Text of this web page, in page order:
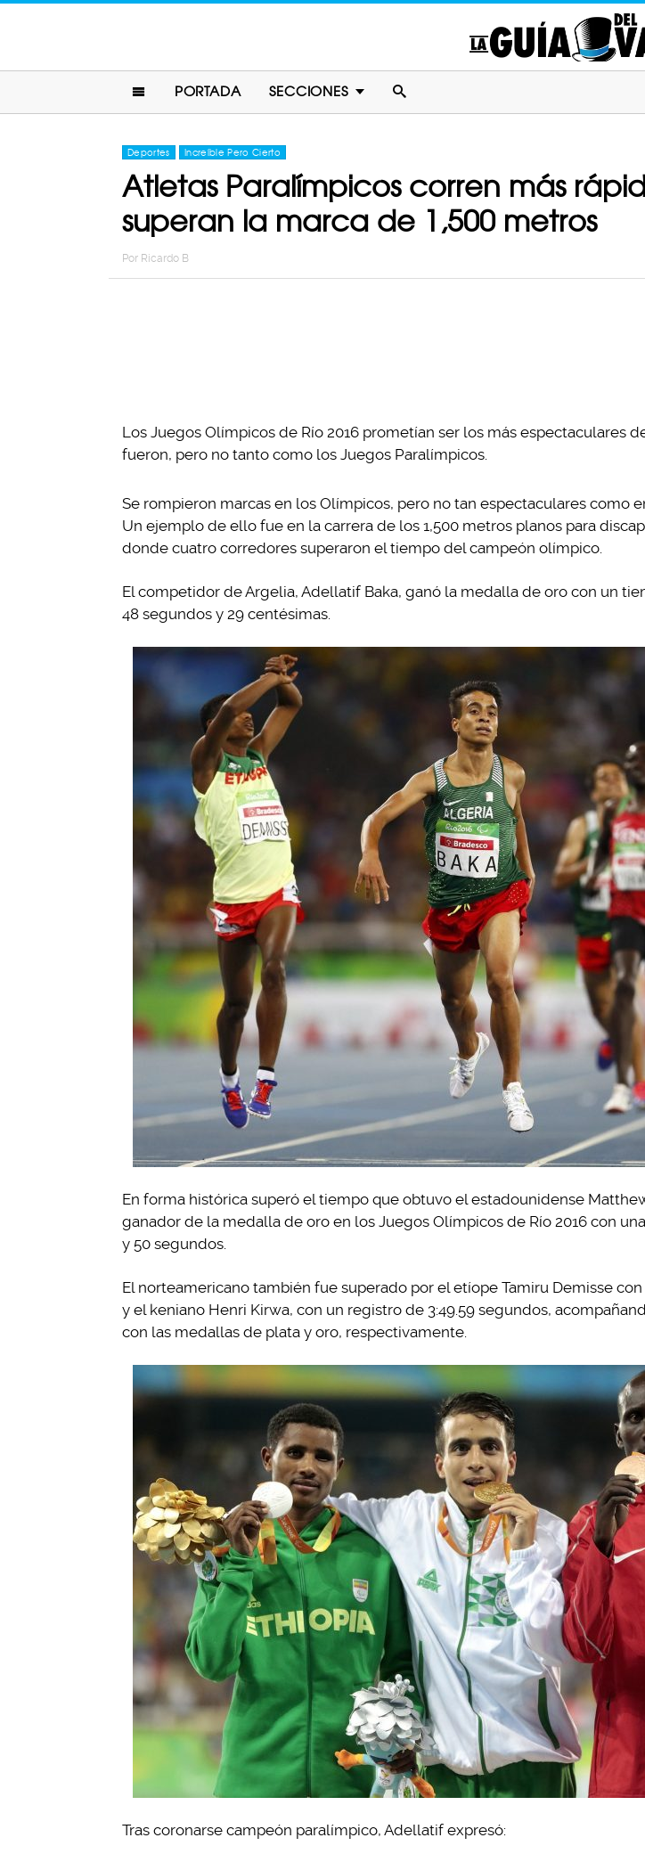
PORTADA SECCIONES
Deportes Increíble Pero Cierto
Atletas Paralímpicos corren más
superan la marca de 1,500 metros
Por Ricardo B
Los Juegos Olímpicos de Río 2016 prometían ser los más espectaculares
fueron, pero no tanto como los Juegos Paralímpicos.
Se rompieron marcas en los Olímpicos, pero no tan espectaculares como
Un ejemplo de ello fue en la carrera de los 1,500 metros planos para
donde cuatro corredores superaron el tiempo del campeón olímpico.
El competidor de Argelia, Adellatif Baka, ganó la medalla de oro con un
48 segundos y 29 centésimas.
En forma histórica superó el tiempo que obtuvo el estadounidense
ganador de la medalla de oro en los Juegos Olímpicos de Río 2016 con
y 50 segundos.
El norteamericano también fue superado por el etíope Tamiru Demisse
y el keniano Henri Kirwa, con un registro de 3:49.59 segundos,
con las medallas de plata y oro, respectivamente.
Tras coronarse campeón paralímpico, Adellatif expresó: